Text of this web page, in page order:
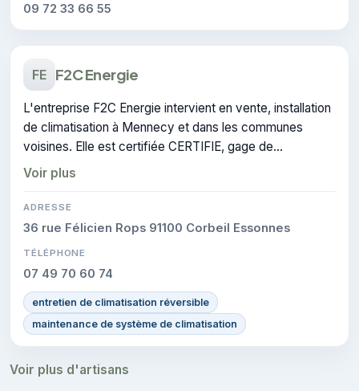
09 72 33 66 55
FE F2C Energie
L'entreprise F2C Energie intervient en vente, installation
de climatisation à Mennecy et dans les communes
voisines. Elle est certifiée CERTIFIE, gage de
conformité sur les interventions réalisées.
Voir plus
ADRESSE
36 rue Félicien Rops 91100 Corbeil Essonnes
TÉLÉPHONE
07 49 70 60 74
entretien de climatisation réversible
maintenance de système de climatisation
Voir plus d'artisans